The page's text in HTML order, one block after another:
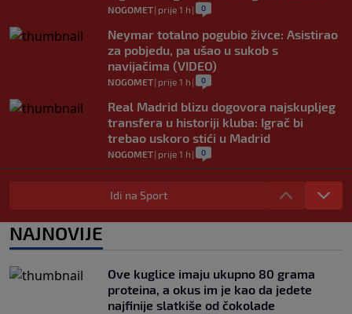
NOGOMET| prije 1 h | 0
Neymar totalno pogubio živce: Asistirao
za pobjedu, pa ušao u sukob s
navijačima (VIDEO)
NOGOMET| prije 1 h | 0
Real Madrid blizu dogovora najskupljeg
transfera u historiji kluba: Igrač bi
trebao uskoro stići u Madrid
NOGOMET| prije 1 h | 0
Lara Gut-Behrami završila karijeru:
Jedna od najvećih skijašica svih
0
planova: Otkriveno šta je ponudio
Marokancima za podršku
NOGOMET |prije 2 h| 0
Idi na Sport
NAJNOVIJE
Ove kuglice imaju ukupno 80 grama
proteina, a okus im je kao da jedete
najfinije slatkiše od čokolade